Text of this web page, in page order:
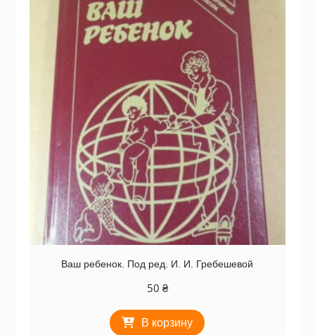
Ваш ребенок. Под ред. И. И. Гребешевой
50 ₴
В корзину